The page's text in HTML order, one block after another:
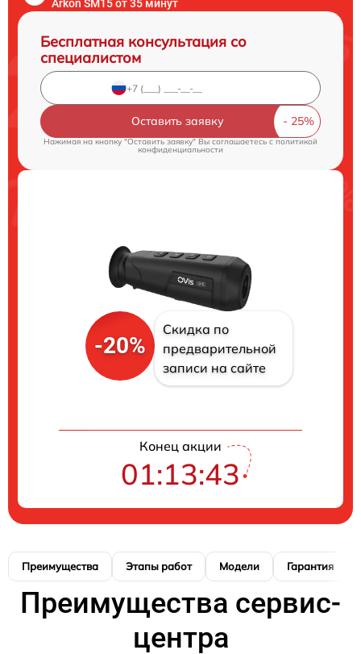
Arkon SM15 от 35 минут
Бесплатная консультация со
специалистом
Оставить заявку
Нажимая на кнопку "Оставить заявку" Вы соглашаетесь c политикой
конфиденциальности
-20%
Скидка по
предварительной
записи на сайте
Конец акции
01:13:42
Преимущества Этапы работ Модели Гарантия
Преимущества сервис-
центра